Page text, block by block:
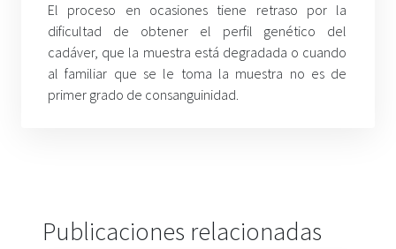
El proceso en ocasiones tiene retraso por la
dificultad de obtener el perfil genético del
cadáver, que la muestra está degradada o cuando
al familiar que se le toma la muestra no es de
primer grado de consanguinidad.
Publicaciones relacionadas